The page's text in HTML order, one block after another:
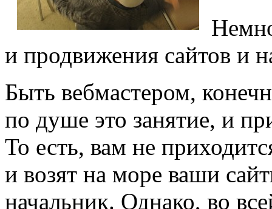
и продвижения сайтов и
Быть вебмастером,
по душе это занятие, и
То есть, вам не
и возят на море ваши
начальник. Однако, во